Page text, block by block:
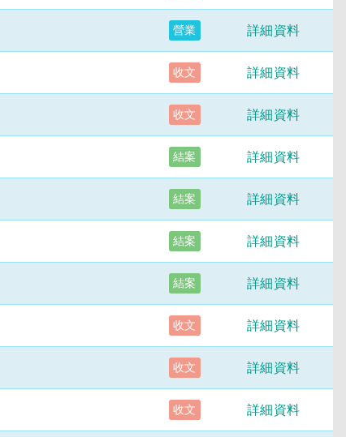
營業 詳細資料
收文 詳細資料
收文 詳細資料
結案 詳細資料
結案 詳細資料
結案 詳細資料
結案 詳細資料
收文 詳細資料
收文 詳細資料
收文 詳細資料